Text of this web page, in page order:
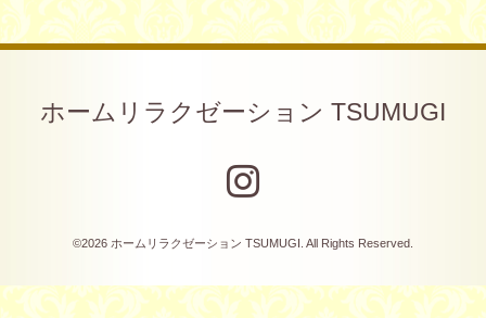
ホームリラクゼーション TSUMUGI
©2026 ホームリラクゼーション TSUMUGI . All Rights Reserved.